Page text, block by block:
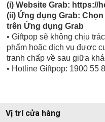
(i) Website Grab: https://
(ii) Ứng dụng Grab:
trên Ứng dụng Grab
• Giftpop sẽ không chịu
phẩm hoặc dịch vụ được
tranh chấp về sau giữa
• Hotline Giftpop: 1900 55
Vị trí cửa hàng